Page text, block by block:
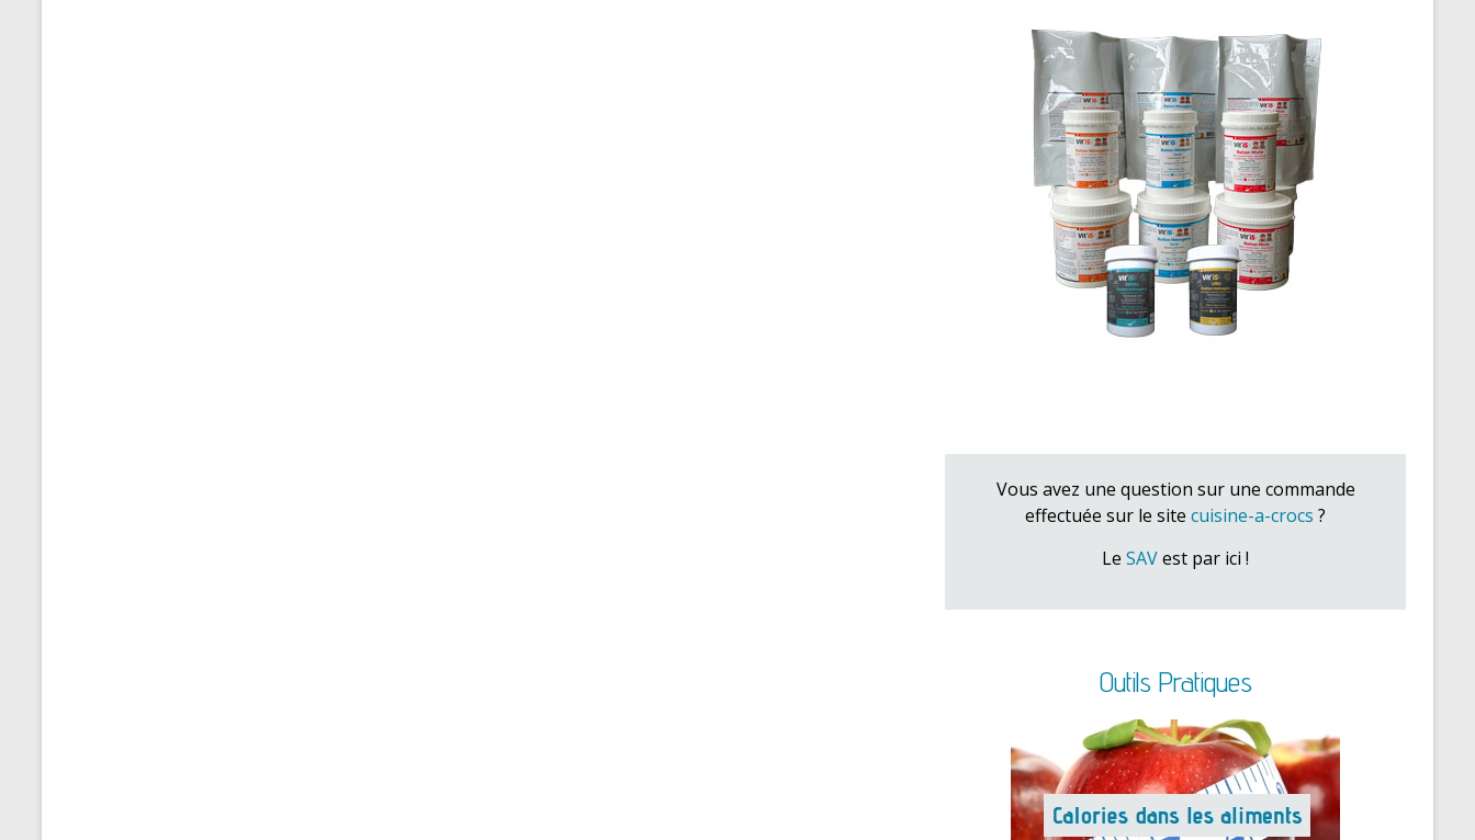
Vous avez une question sur une commande
effectuée sur le site cuisine-a-crocs ?
Le SAVest par ici !
Outils Pratiques